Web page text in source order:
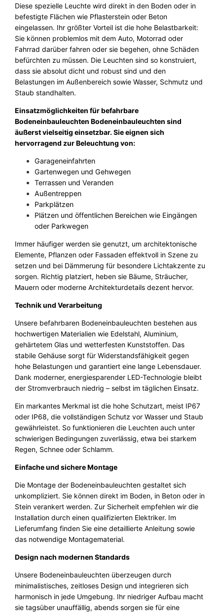
€
7
I
n
d
o
o
r
–
O
t
d
o
o
Diese spezielle Leuchte wird direkt in den Boden oder in
befestigte Flächen wie Pflasterstein oder Beton
eingelassen. Ihr größter Vorteil ist die hohe Belastbarkeit:
Sie können problemlos mit dem Auto, Motorrad oder
Fahrrad darüber fahren oder sie begehen, ohne Schäden
befürchten zu müssen. Die Leuchten sind so konstruiert,
dass sie absolut dicht und robust sind und den
Belastungen im Außenbereich sowie Wasser, Schmutz und
Staub standhalten.
Einsatzmöglichkeiten für befahrbare
Bodeneinbauleuchten Bodeneinbauleuchten sind
äußerst vielseitig einsetzbar. Sie eignen sich
hervorragend zur Beleuchtung von:
Garageneinfahrten
Gartenwegen und Gehwegen
Terrassen und Veranden
Außentreppen
Parkplätzen
Plätzen und öffentlichen Bereichen wie Eingängen
oder Parkwegen
Immer häufiger werden sie genutzt, um architektonische
Elemente, Pflanzen oder Fassaden effektvoll in Szene zu
setzen und bei Dämmerung für besondere Lichtakzente zu
sorgen. Richtig platziert, heben sie Bäume, Sträucher,
Mauern oder moderne Architekturdetails dezent hervor.
Technik und Verarbeitung
Unsere befahrbaren Bodeneinbauleuchten bestehen aus
hochwertigen Materialien wie Edelstahl, Aluminium,
gehärtetem Glas und wetterfesten Kunststoffen. Das
stabile Gehäuse sorgt für Widerstandsfähigkeit gegen
hohe Belastungen und garantiert eine lange Lebensdauer.
Dank moderner, energiesparender LED-Technologie bleibt
der Stromverbrauch niedrig – selbst im täglichen Einsatz.
Ein markantes Merkmal ist die hohe Schutzart, meist IP67
oder IP68, die vollständigen Schutz vor Wasser und Staub
gewährleistet. So funktionieren die Leuchten auch unter
schwierigen Bedingungen zuverlässig, etwa bei starkem
Regen, Schnee oder Schlamm.
Einfache und sichere Montage
Die Montage der Bodeneinbauleuchten gestaltet sich
unkompliziert. Sie können direkt im Boden, in Beton oder in
Stein verankert werden. Zur Sicherheit empfehlen wir die
Installation durch einen qualifizierten Elektriker. Im
Lieferumfang finden Sie eine detaillierte Anleitung sowie
das notwendige Montagematerial.
Design nach modernen Standards
Unsere Bodeneinbauleuchten überzeugen durch
minimalistisches, zeitloses Design und integrieren sich
harmonisch in jede Umgebung. Ihr niedriger Aufbau macht
sie tagsüber unauffällig, abends sorgen sie für eine